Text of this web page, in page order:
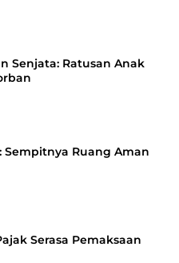
Senjata: Ratusan Anak
Sempitnya Ruang Aman
Serasa Pemaksaan